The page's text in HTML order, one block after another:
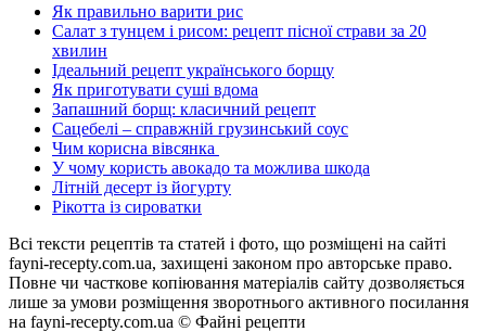
Як правильно варити рис
Салат з тунцем і рисом: рецепт пісної страви за 20
хвилин
Ідеальний рецепт українського борщу
Як приготувати суші вдома
Запашний борщ: класичний рецепт
Сацебелі – справжній грузинський соус
Чим корисна вівсянка
У чому користь авокадо та можлива шкода
Літній десерт із йогурту
Рікотта із сироватки
Всі тексти рецептів та статей і фото, що розміщені на сайті
fayni-recepty.com.ua, захищені законом про авторське право.
Повне чи часткове копіювання матеріалів сайту дозволяється
лише за умови розміщення зворотнього активного посилання
на fayni-recepty.com.ua © Файні рецепти